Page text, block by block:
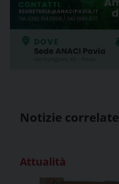
Notizie correlate
Attualità